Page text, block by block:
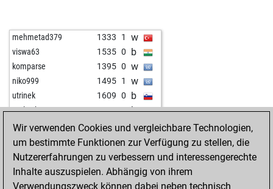
mehmetad379 1333 1 w
viswa63 1535 0 b
komparse 1395 0 w
niko999 1495 1 w
utrinek 1609 0 b
early abort 1999 0 b
javier55 1537 1 b
hügglie 1368 0 w
1515 0 b
seba mustafa 1531 1 b
harry12 1548 0 b
Wir verwenden Cookies und vergleichbare Technologien,
um bestimmte Funktionen zur Verfügung zu stellen, die
Nutzererfahrungen zu verbessern und interessengerechte
Inhalte auszuspielen. Abhängig von ihrem
Verwendungszweck können dabei neben technisch